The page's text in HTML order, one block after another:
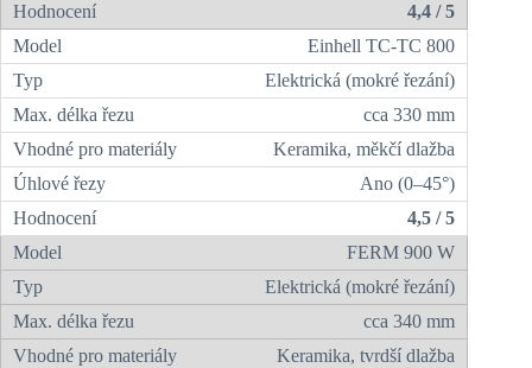
4,4 / 5
Einhell TC‑TC 800
Elektrická (mokré řezání)
cca 330 mm
Keramika, měkčí dlažba
Ano (0–45°)
4,5 / 5
FERM 900 W
Elektrická (mokré řezání)
cca 340 mm
Keramika, tvrdší dlažba